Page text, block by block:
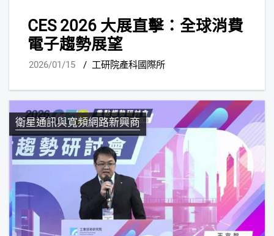
CES 2026 大展直擊：全球消費
電子趨勢展望
2026/01/15 / 工研院產科國際所
衛星通訊與寬頻網路新興商